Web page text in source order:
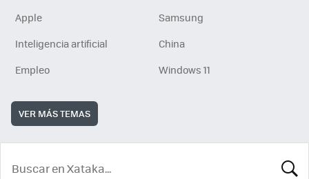
Apple
Samsung
Inteligencia artificial
China
Empleo
Windows 11
VER MÁS TEMAS